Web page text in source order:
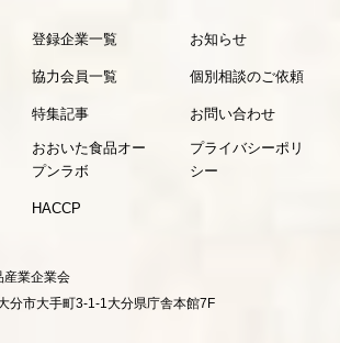
登録企業一覧
協力会員一覧
特集記事
おおいた食品オー
プンラボ
HACCP
お知らせ
個別相談のご依頼
お問い合わせ
プライバシーポリ
シー
産業企業会
市大手町3-1-1大分県庁舎本館7F